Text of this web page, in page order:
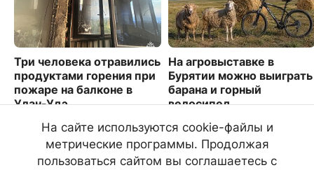
Три человека отравились
продуктами горения при
пожаре на балконе в
Улан-Удэ
1477
На агровыставке в
Бурятии можно выиграть
барана и горный
велосипед
3570
На сайте используются cookie-файлы и
метрические программы. Продолжая
пользоваться сайтом вы соглашаетесь с